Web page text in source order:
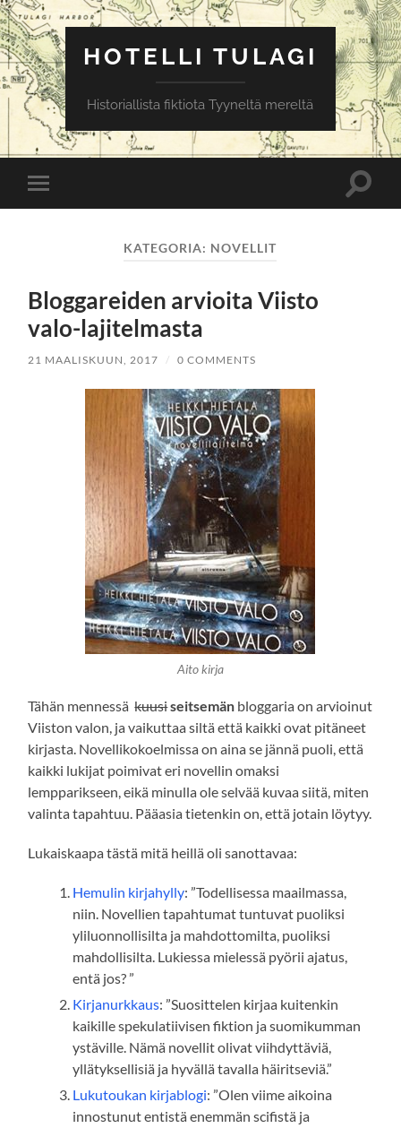
HOTELLI TULAGI
Historiallista fiktiota Tyyneltä mereltä
Toggle
mobile
Toggle
KATEGORIA: NOVELLIT
Bloggareiden arvioita Viisto
valo-lajitelmasta
21 MAALISKUUN, 2017 / 0 COMMENTS
Aito kirja
Tähän mennessäkuusiseitsemän bloggaria on arvioinut
Viiston valon, ja vaikuttaa siltä että kaikki ovat pitäneet
kirjasta. Novellikokoelmissa on aina se jännä puoli, että
kaikki lukijat poimivat eri novellin omaksi
lempparikseen, eikä minulla ole selvää kuvaa siitä, miten
valinta tapahtuu. Pääasia tietenkin on, että jotain löytyy.
Lukaiskaapa tästä mitä heillä oli sanottavaa:
Hemulin kirjahylly: ”Todellisessa maailmassa,
niin. Novellien tapahtumat tuntuvat puoliksi
yliluonnollisilta ja mahdottomilta, puoliksi
mahdollisilta. Lukiessa mielessä pyörii ajatus,
entä jos? ”
Kirjanurkkaus: ”Suosittelen kirjaa kuitenkin
kaikille spekulatiivisen fiktion ja suomikumman
ystäville. Nämä novellit olivat viihdyttäviä,
yllätyksellisiä ja hyvällä tavalla häiritseviä.”
Lukutoukan kirjablogi: ”Olen viime aikoina
innostunut entistä enemmän scifistä ja